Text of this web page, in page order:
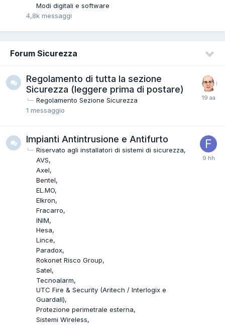
Modi digitali e software
4,8k messaggi
Forum Sicurezza
Regolamento di tutta la sezione
Sicurezza (leggere prima di postare)
Regolamento Sezione Sicurezza
1 messaggio
Impianti Antintrusione e Antifurto
Riservato agli installatori di sistemi di sicurezza
AVS
Axel
Bentel
EL.MO
Elkron
Fracarro
INIM
Hesa
Lince
Paradox
Rokonet Risco Group
Satel
Tecnoalarm
UTC Fire & Security (Aritech / Interlogix e
Guardall)
Protezione perimetrale esterna
Sistemi Wireless